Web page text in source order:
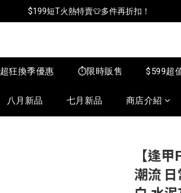
📦年中破盤出清(買鞋送襪)
$199短T火熱特賣👕多件再折扣！
超狂換季優惠 ⏱️限時販售 $599超
八月新品 七月新品 商店介紹
【逢
潮流